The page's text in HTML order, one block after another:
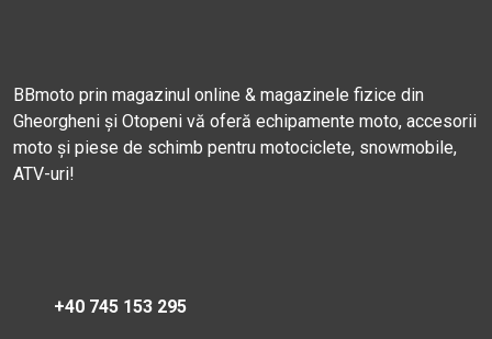
BBmoto prin magazinul online & magazinele fizice din
Gheorgheni și Otopeni vă oferă echipamente moto, accesorii
moto și piese de schimb pentru motociclete, snowmobile,
ATV-uri!
+40 745 153 295